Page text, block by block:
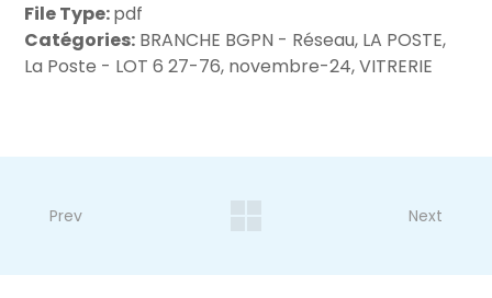
File Type:pdf
Catégories: BRANCHE BGPN - Réseau, LA POSTE,
La Poste - LOT 6 27-76, novembre-24, VITRERIE
Prev Next